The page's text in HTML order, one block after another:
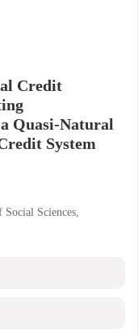
Credit
Quasi-Natural
System
Sciences,